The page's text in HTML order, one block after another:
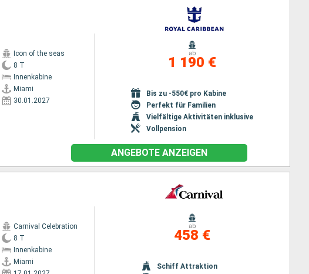
Icon of the seas
8 T
Innenkabine
Miami
30.01.2027
ab
1 190 €
Bis zu -550€ pro Kabine
Perfekt für Familien
Vielfältige Aktivitäten inklusive
Vollpension
ANGEBOTE ANZEIGEN
Carnival Celebration
8 T
Innenkabine
Miami
ab
458 €
Schiff Attraktion